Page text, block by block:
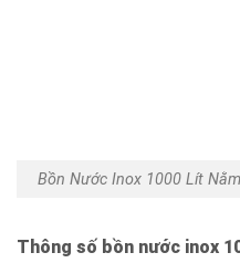
Bồn Nước Inox 1000 Lít
Thông số bồn nước inox